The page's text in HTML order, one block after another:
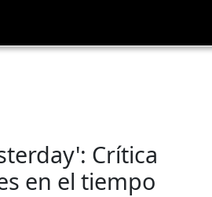
Crítica
en el tiempo